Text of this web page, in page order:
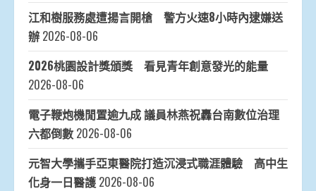
江和樹服務處遭揚言開槍 警方火速8小時內逮嫌送
辦 2026-08-06
2026桃園設計獎頒獎 看見青年創意發光的能量
2026-08-06
電子鞭炮機閒置逾九成 議員林燕祝轟台南數位治理
六都倒數 2026-08-06
元智大學攜手亞東醫院打造沉浸式職涯體驗 高中生
化身一日醫護 2026-08-06